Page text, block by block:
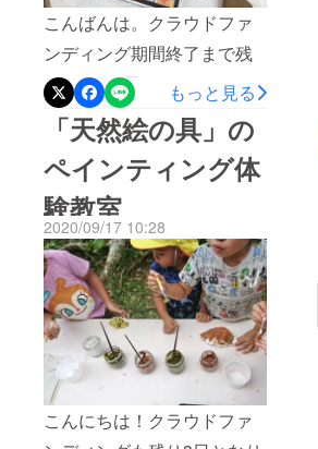
のご報告ができたことに、
本当に安堵しております。
販売はオンラインショップ
「しまやどり」からスター
トし、沖永良部島の店頭に
も随時納品していく予定で
す。
https://shimayadori.thebase.i
n/プロジェクト支援者さま
には＜特別割引＞をご用意
していますので、後ほど
メールにてご案内させてい
ただきます。【ジャガイモ
ねんど】の発売が私たちの
ゴールではありません。今
こんばんは。クラウドファ
ンディング期間終了まで残
すところ1日となりました。
既に目標金額は達成してい
ますが、こうしてレポート
を通して私たちの活動や考
えを知ってもらえる機会
を、最後まで大事にしたい
と思っています。先日、南
海日日新聞さんの取材を受
けたのですが、本日はその
撮影がありました。取材の
テーマは「循環する農
業」。私たちの商品に欠か
もっと見る
「天然絵の具」の
ペインティング体
験教室
2020/09/17 10:28
こんにちは！クラウドファ